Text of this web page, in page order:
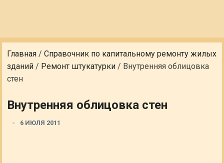
Главная /Справочник по капитальному ремонту жилых
зданий / Ремонт штукатурки / Внутренняя облицовка
стен
Внутренняя облицовка стен
6 ИЮЛЯ 2011